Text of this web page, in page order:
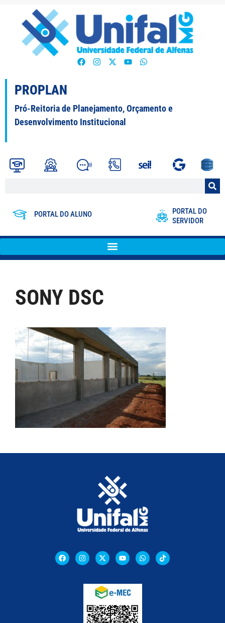
PROPLAN
Pró-Reitoria de Planejamento, Orçamento e
Desenvolvimento Institucional
PORTAL DO ALUNO
PORTAL DO
SERVIDOR
SONY DSC